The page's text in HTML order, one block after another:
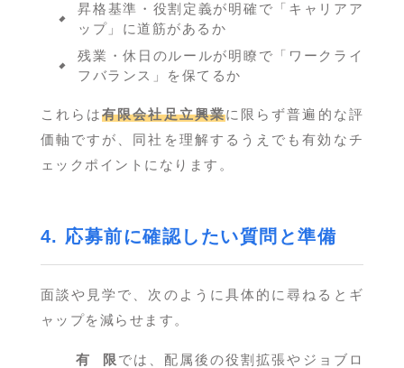
昇格基準・役割定義が明確で「キャリアア
ップ」に道筋があるか
残業・休日のルールが明瞭で「ワークライ
フバランス」を保てるか
これらは有限会社足立興業に限らず普遍的な評
価軸ですが、同社を理解するうえでも有効なチ
ェックポイントになります。
4. 応募前に確認したい質問と準備
面談や見学で、次のように具体的に尋ねるとギ
ャップを減らせます。
有限 では、配属後の役割拡張やジョブロ